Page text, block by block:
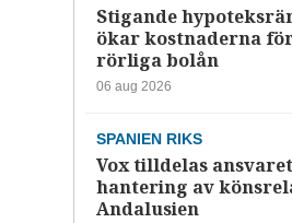
Stigande
ökar kostnaderna
rörliga bolån
06 aug 2026
SPANIEN RIKS
Vox tilldelas
hantering av
Andalusien